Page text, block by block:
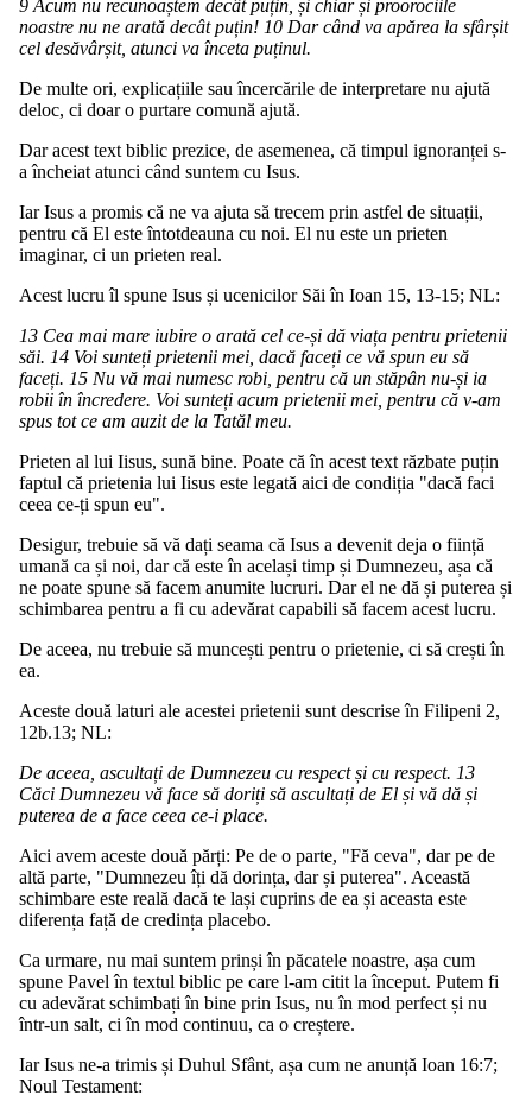
9 Acum nu recunoaștem decât puțin, și chiar și proorociile
noastre nu ne arată decât puțin! 10 Dar când va apărea la sfârșit
cel desăvârșit, atunci va înceta puținul.
De multe ori, explicațiile sau încercările de interpretare nu ajută
deloc, ci doar o purtare comună ajută.
Dar acest text biblic prezice, de asemenea, că timpul ignoranței s-
a încheiat atunci când suntem cu Isus.
Iar Isus a promis că ne va ajuta să trecem prin astfel de situații,
pentru că El este întotdeauna cu noi. El nu este un prieten
imaginar, ci un prieten real.
Acest lucru îl spune Isus și ucenicilor Săi în Ioan 15, 13-15; NL:
13 Cea mai mare iubire o arată cel ce-și dă viața pentru prietenii
săi. 14 Voi sunteți prietenii mei, dacă faceți ce vă spun eu să
faceți. 15 Nu vă mai numesc robi, pentru că un stăpân nu-și ia
robii în încredere. Voi sunteți acum prietenii mei, pentru că v-am
spus tot ce am auzit de la Tatăl meu.
Prieten al lui Iisus, sună bine. Poate că în acest text răzbate puțin
faptul că prietenia lui Iisus este legată aici de condiția "dacă faci
ceea ce-ți spun eu".
Desigur, trebuie să vă dați seama că Isus a devenit deja o ființă
umană ca și noi, dar că este în același timp și Dumnezeu, așa că
ne poate spune să facem anumite lucruri. Dar el ne dă și puterea și
schimbarea pentru a fi cu adevărat capabili să facem acest lucru.
De aceea, nu trebuie să muncești pentru o prietenie, ci să crești în
ea.
Aceste două laturi ale acestei prietenii sunt descrise în Filipeni 2,
12b.13; NL:
De aceea, ascultați de Dumnezeu cu respect și cu respect. 13
Căci Dumnezeu vă face să doriți să ascultați de El și vă dă și
puterea de a face ceea ce-i place.
Aici avem aceste două părți: Pe de o parte, "Fă ceva", dar pe de
altă parte, "Dumnezeu îți dă dorința, dar și puterea". Această
schimbare este reală dacă te lași cuprins de ea și aceasta este
diferența față de credința placebo.
Ca urmare, nu mai suntem prinși în păcatele noastre, așa cum
spune Pavel în textul biblic pe care l-am citit la început. Putem fi
cu adevărat schimbați în bine prin Isus, nu în mod perfect și nu
într-un salt, ci în mod continuu, ca o creștere.
Iar Isus ne-a trimis și Duhul Sfânt, așa cum ne anunță Ioan 16:7;
Noul Testament: